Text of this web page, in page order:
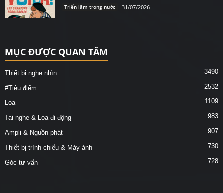
Triển lãm trong nước 31/07/2026
MỤC ĐƯỢC QUAN TÂM
Thiết bị nghe nhìn 3490
#Tiêu điểm 2532
Loa 1109
Tai nghe & Loa đi động 983
Ampli & Nguồn phát 907
Thiết bị trình chiếu & Máy ảnh 730
Góc tư vấn 728